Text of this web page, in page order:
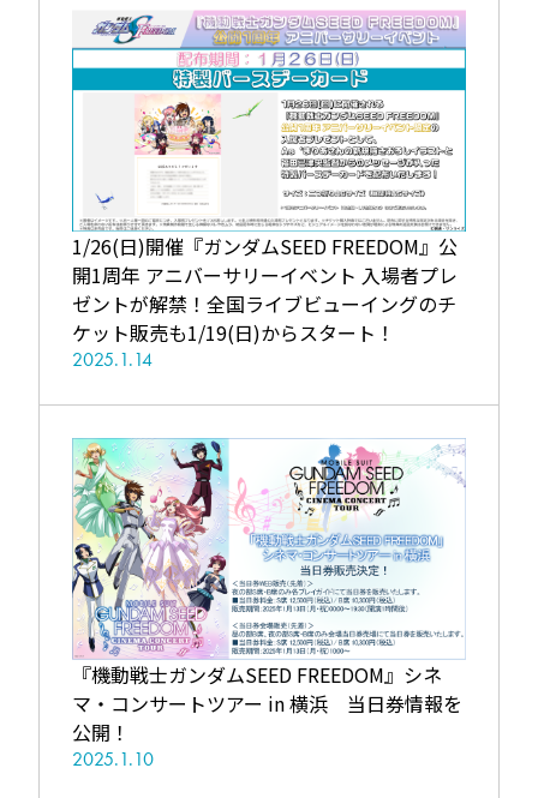
1/26(日)開催『ガンダムSEED FREEDOM』公
開1周年 アニバーサリーイベント 入場者プレ
ゼントが解禁！全国ライブビューイングのチ
ケット販売も1/19(日)からスタート！
2025.1.14
『機動戦士ガンダムSEED FREEDOM』シネ
マ・コンサートツアー in 横浜 当日券情報を
公開！
2025.1.10